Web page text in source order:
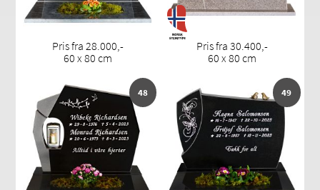
Pris fra 28.000,-
60 x 80 cm
Pris fra 30.400,-
60 x 80 cm
48 49